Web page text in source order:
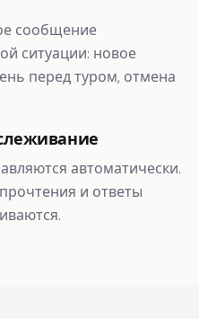
сообщение
ситуации: новое
перед туром, отмена
автоматически.
и ответы